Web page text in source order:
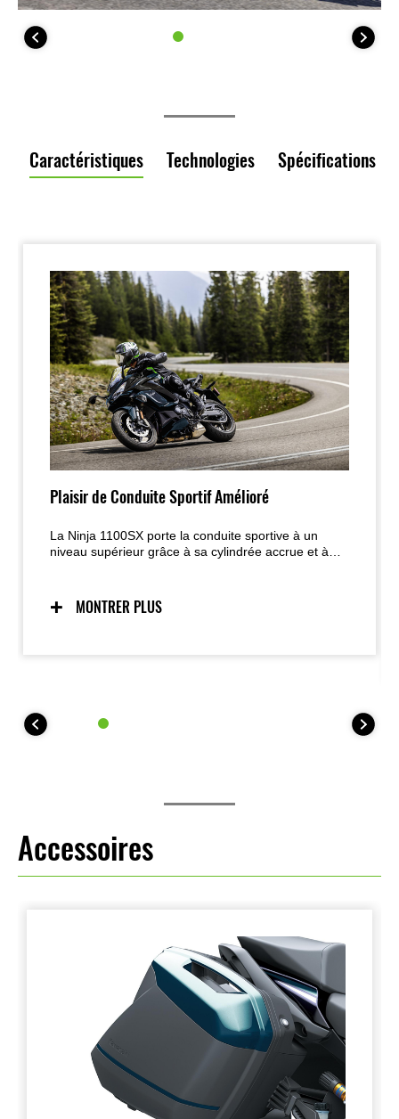
Caractéristiques Technologies Spécifications
Plaisir de Conduite Sportif Amélioré
La Ninja 1100SX porte la conduite sportive à un
niveau supérieur grâce à sa cylindrée accrue et à
son design Ninja affirmé offrent une expérience de
conduite intense en toutes circonstances.
MONTRER PLUS
Accessoires